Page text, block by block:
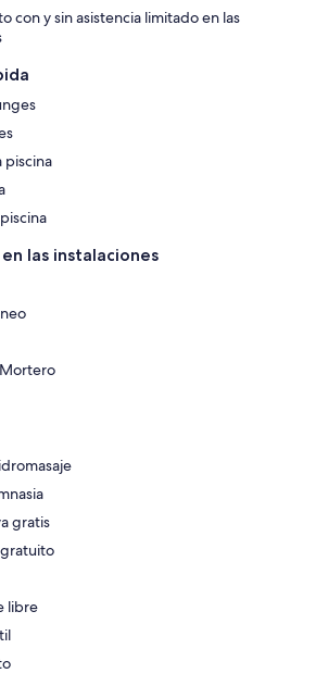
con y sin asistencia limitado en las
piscina
las instalaciones
gratis
libre